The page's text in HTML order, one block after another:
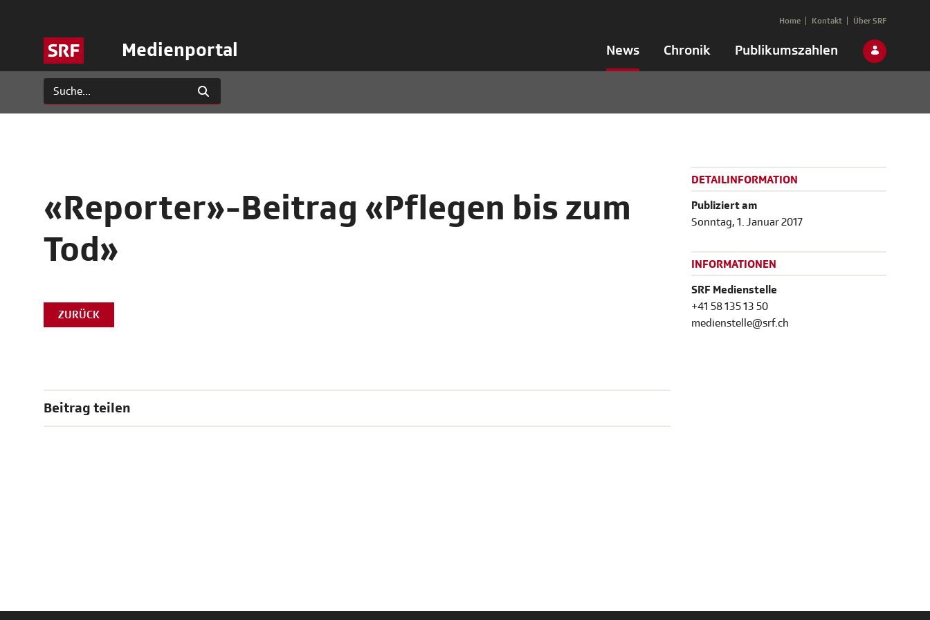
Medienportal News Chronik Publikumszahlen
Home Kontakt Über SRF
«Reporter»-Beitrag «Pflegen bis zum
Tod»
ZURÜCK
Beitrag teilen
DETAILINFORMATION
Publiziert am
Sonntag, 1. Januar 2017
INFORMATIONEN
SRF Medienstelle
+41 58 135 13 50
medienstelle@srf.ch